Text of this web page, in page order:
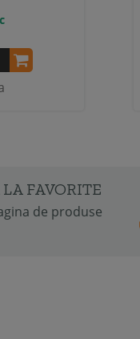
FAVORITE
de produse